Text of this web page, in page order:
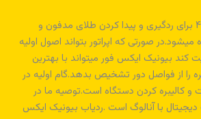
از ردیاب بیونیک ایکس ۴ برای ردگیری و پیدا کردن طلای مدفون و
صورتی که اپراتور بتواند اصول اولیه
کند بیونیک ایکس فور میتواند با بهترین
را از فواصل دور تشخیص بدهد.گام اولیه در
و کالیبره کردن دستگاه است.توصیه ما در
با آنالوگ است .ردیاب بیونیک ایکس